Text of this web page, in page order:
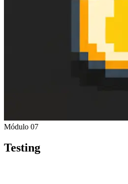
Módulo 07
Testing